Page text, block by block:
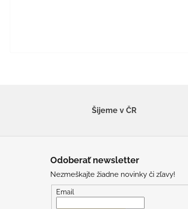
Šijeme v ČR
Odoberať newsletter
Nezmeškajte žiadne novinky či zľavy!
Email